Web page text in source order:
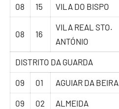
08 15 VILA DO BISPO
08 16
VILA REAL STO.
ANTÓNIO
DISTRITO DA GUARDA
09 01 AGUIAR DA BEIRA
09 02 ALMEIDA